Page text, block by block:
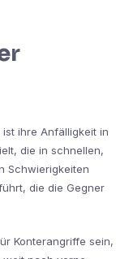
ihre Anfälligkeit in
die in schnellen,
Schwierigkeiten
die die Gegner
Konterangriffe sein,